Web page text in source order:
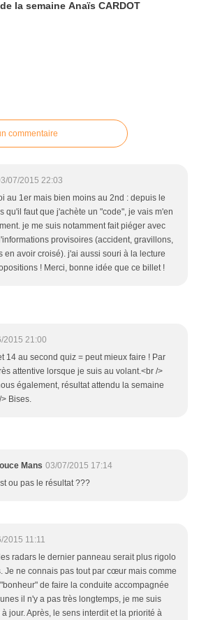
la semaine Anaïs CARDOT
commentaire
07/2015 22:03
au 1er mais bien moins au 2nd : depuis le
qu'il faut que j'achète un "code", je vais m'en
je me suis notamment fait piéger avec
provisoires (accident, gravillons,
en avoir croisé). j'ai aussi souri à la lecture
! Merci, bonne idée que ce billet !
2015 21:00
14 au second quiz = peut mieux faire ! Par
attentive lorsque je suis au volant.<br />
également, résultat attendu la semaine
Bises.
Mans 03/07/2015 17:14
ou pas le résultat ???
2015 11:11
radars le dernier panneau serait plus rigolo
Je ne connais pas tout par cœur mais comme
de faire la conduite accompagnée
il n'y a pas très longtemps, je me suis
jour. Après, le sens interdit et la priorité à